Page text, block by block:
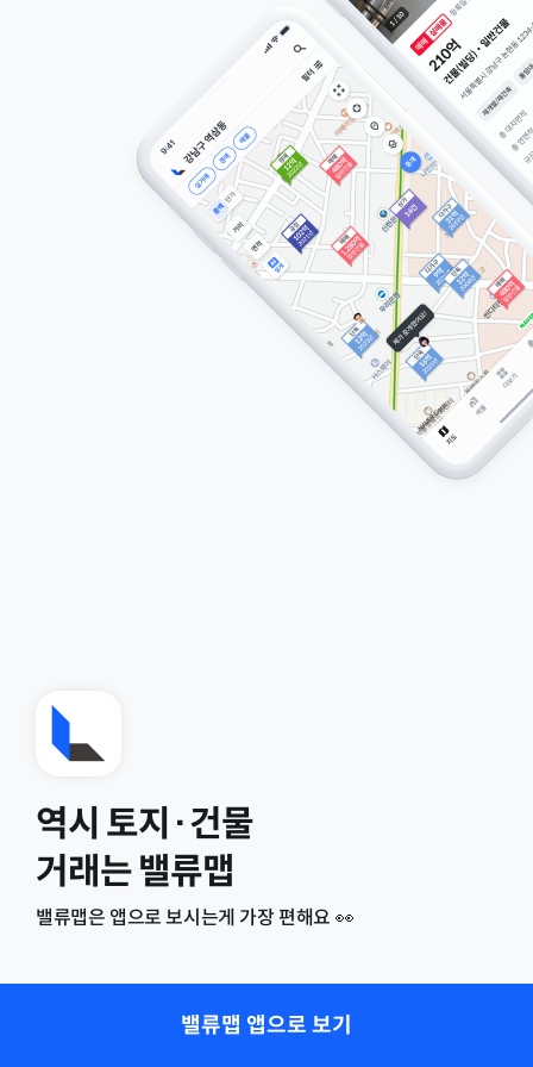
역시 토지·건물
거래는 밸류맵
밸류맵은 앱으로 보시는게 가장 편해요 👀
밸류맵 앱으로 보기